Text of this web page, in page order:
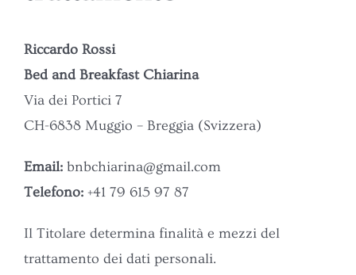
Riccardo Rossi
Bed and Breakfast Chiarina
Via dei Portici 7
CH-6838 Muggio – Breggia (Svizzera)
Email:bnbchiarina@gmail.com
Telefono:+41 79 615 97 87
Il Titolare determina finalità e mezzi del
trattamento dei dati personali.